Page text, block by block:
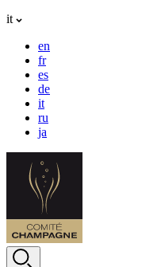
it
en
fr
es
de
it
ru
ja